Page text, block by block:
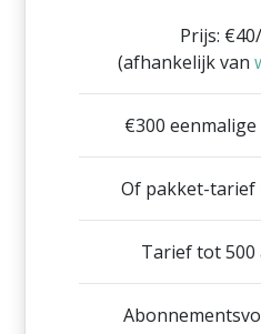
Prijs:
(afhankelijk van
€300
Of pakket-tarief
Tarief tot